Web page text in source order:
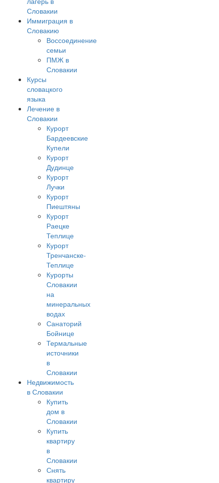
Словакии
Иммиграция в
Словакию
Воссоединение
семьи
ПМЖ в
Словакии
Курсы
словацкого
языка
Лечение в
Словакии
Курорт
Бардеевские
Купели
Курорт
Дудинце
Курорт
Лучки
Курорт
Пиештяны
Курорт
Раецке
Теплице
Курорт
Тренчанске-
Теплице
Курорты
Словакии
на
минеральных
водах
Санаторий
Бойнице
Термальные
источники
в
Словакии
Недвижимость
в Словакии
Купить
дом в
Словакии
Купить
квартиру
в
Словакии
Снять
квартиру